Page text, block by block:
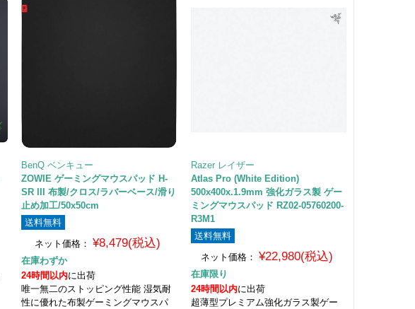
BenQ ベンキュー
ZOWIE ゲーミングマウスパッド H-
SR III 布製/クロス/ラバーベース/滑り
止め加工/50x50cm
送料無料
ネット価格：
¥8,479(税込)
在庫わずか
24時間以内に出荷
唯一無二のストッピング性能 湿気耐
性に優れた布製ゲーミングマウスパ
Razer レイザー
Atlas Pro (White Edition)
500x400x.1.9mm 強化ガラス製 ゲー
ミングマウスパッド RZ02-05760200-
R3M1
送料無料
ネット価格： ¥22,980(税込)
在庫限り
24時間以内に出荷
超薄型プレミアム強化ガラス製ゲー